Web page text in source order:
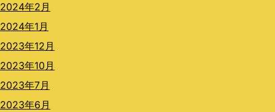
2024年2月
2024年1月
2023年12月
2023年10月
2023年7月
2023年6月